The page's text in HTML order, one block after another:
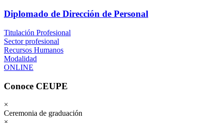
Diplomado de Dirección de Personal
Titulación Profesional
Sector profesional
Recursos Humanos
Modalidad
ONLINE
Conoce CEUPE
×
Ceremonia de graduación